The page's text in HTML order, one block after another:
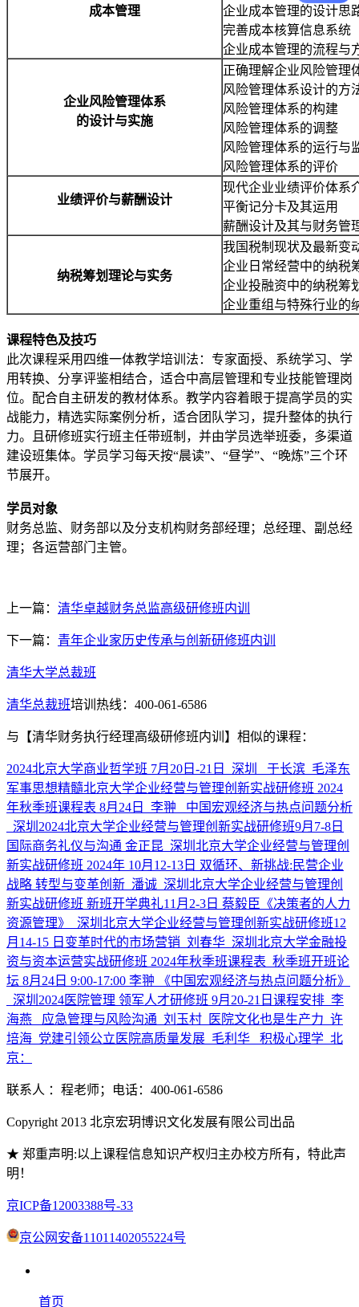
成本管理
企业成本管理的设计思
完善成本核算信息系统
企业成本管理的流程与
企业风险管理体系
的设计与实施
正确理解企业风险管理
风险管理体系设计的方
风险管理体系的构建
风险管理体系的调整
风险管理体系的运行与
风险管理体系的评价
业绩评价与薪酬设计
现代企业业绩评价体系
平衡记分卡及其运用
薪酬设计及其与财务管
纳税筹划理论与实务
我国税制现状及最新变
企业日常经营中的纳税
企业投融资中的纳税筹
企业重组与特殊行业的
课程特色及技巧
此次课程采用四维一体教学培训法：专家面授、系统学习、学
用转换、分享评鉴相结合，适合中高层管理和专业技能管理岗
位。配合自主研发的教材体系。教学内容着眼于提高学员的实
战能力，精选实际案例分析，适合团队学习，提升整体的执行
力。且研修班实行班主任带班制，并由学员选举班委，多渠道
建设班集体。学员学习每天按“晨读”、“昼学”、“晚炼”三个环
节展开。
学员对象
财务总监、财务部以及分支机构财务部经理；总经理、副总经
理；各运营部门主管。
上一篇： 清华卓越财务总监高级研修班内训
下一篇： 青年企业家历史传承与创新研修班内训
清华大学总裁班
清华总裁班培训热线：400-061-6586
与 【清华财务执行经理高级研修班内训】 相似的课程：
2024北京大学商业哲学班 7月20日-21日_深圳_ 于长滨_毛泽东
军事思想精髓北京大学企业经营与管理创新实战研修班 2024
年秋季班课程表 8月24日_李翀 _中国宏观经济与热点问题分析
_深圳 2024北京大学企业经营与管理创新实战研修班9月7-8日
国际商务礼仪与沟通 金正昆_深圳 北京大学企业经营与管理创
新实战研修班 2024年 10月12-13日 双循环、新挑战:民营企业
战略 转型与变革创新_潘诚_深圳 北京大学企业经营与管理创
新实战研修班 新班开学典礼11月2-3日 蔡毅臣《决策者的人力
资源管理》_深圳 北京大学企业经营与管理创新实战研修班12
月14-15 日变革时代的市场营销_刘春华_深圳 北京大学金融投
资与资本运营实战研修班 2024年秋季班课程表_秋季班开班论
坛 8月24日 9:00-17:00 李翀 《中国宏观经济与热点问题分析》
_深圳 2024医院管理 领军人才研修班 9月20-21日课程安排_李
海燕_ 应急管理与风险沟通_刘玉村_医院文化也是生产力_许
培海_党建引领公立医院高质量发展_毛利华_ 积极心理学_北
京：
联系人 ：程老师；电话：400-061-6586
Copyright 2013 北京宏玥博识文化发展有限公司出品
★ 郑重声明:以上课程信息知识产权归主办校方所有，特此声
明！
京ICP备12003388号-33
京公网安备11011402055224号
首页